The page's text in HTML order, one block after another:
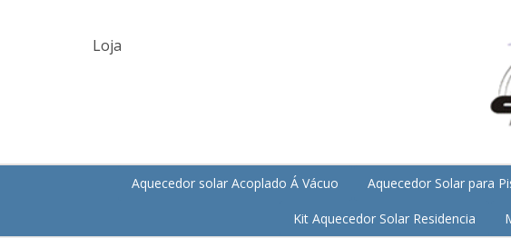
Loja
Aquecedor solar Acoplado Á Vácuo Aquecedor Solar para
Kit Aquecedor Solar Residencia